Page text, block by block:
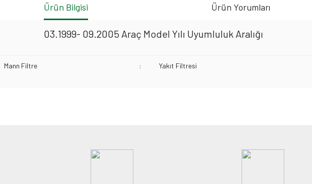
Ürün Bilgisi Ürün Yorumları
03.1999- 09.2005 Araç Model Yılı Uyumluluk Aralığı
Mann Filtre : Yakıt Filtresi